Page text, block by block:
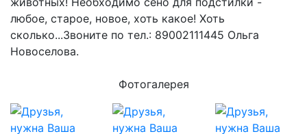
любое, старое, новое, хоть какое! Хоть
сколько...Звоните по тел.: 89002111445 Ольга
Новоселова.
Фотогалерея